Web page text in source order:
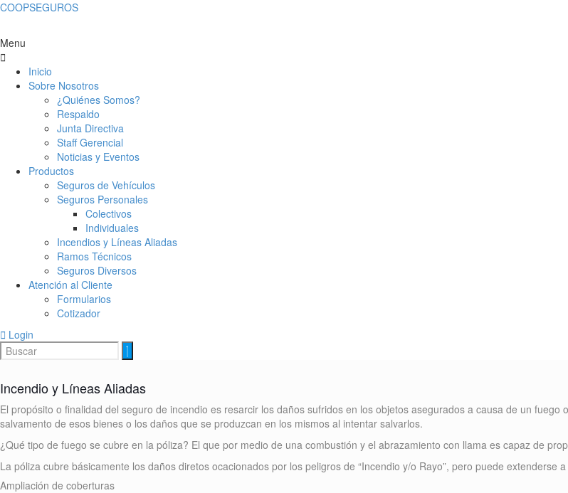
COOPSEGUROS
Menu
Inicio
Sobre Nosotros
¿Quiénes Somos?
Respaldo
Junta Directiva
Staff Gerencial
Noticias y Eventos
Productos
Seguros de Vehículos
Seguros Personales
Colectivos
Individuales
Incendios y Líneas Aliadas
Ramos Técnicos
Seguros Diversos
Atención al Cliente
Formularios
Cotizador
Login
Incendio y Líneas Aliadas
El propósito o finalidad del seguro de incendio es resarcir los daños sufridos en los objetos asegurados a causa de un
salvamento de esos bienes o los daños que se produzcan en los mismos al intentar salvarlos.
¿Qué tipo de fuego se cubre en la póliza? El que por medio de una combustión y el abrazamiento con llama es capaz de
La póliza cubre básicamente los daños diretos ocacionados por los peligros de “Incendio y/o Rayo”, pero puede extenderse
Ampliación de coberturas